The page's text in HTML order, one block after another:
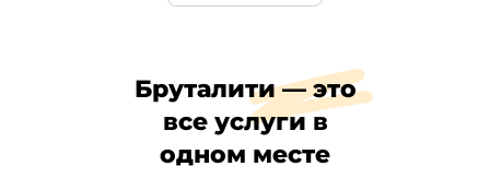
Бруталити — это
все услуги в
одном месте